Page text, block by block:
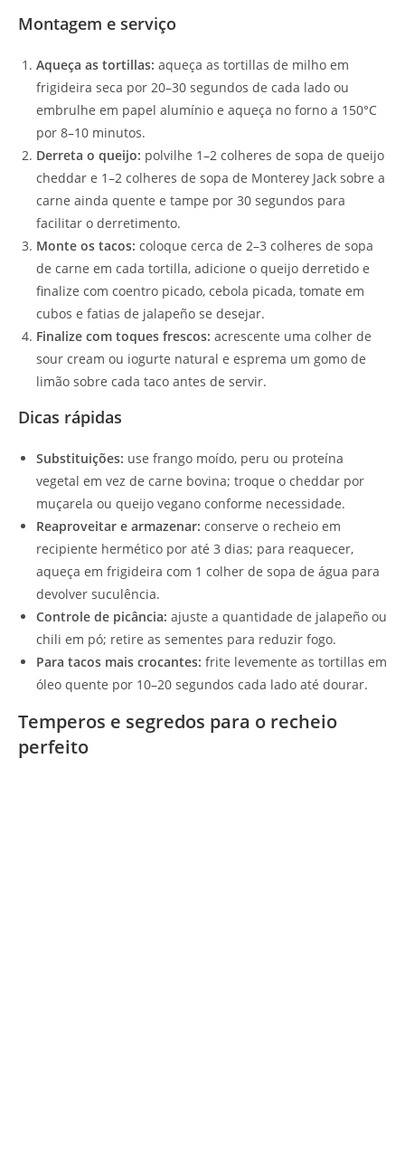
Montagem e serviço
Aqueça as tortillas: aqueça as tortillas de milho em
frigideira seca por 20–30 segundos de cada lado ou
embrulhe em papel alumínio e aqueça no forno a 150°C
por 8–10 minutos.
Derreta o queijo: polvilhe 1–2 colheres de sopa de queijo
cheddar e 1–2 colheres de sopa de Monterey Jack sobre a
carne ainda quente e tampe por 30 segundos para
facilitar o derretimento.
Monte os tacos: coloque cerca de 2–3 colheres de sopa
de carne em cada tortilla, adicione o queijo derretido e
finalize com coentro picado, cebola picada, tomate em
cubos e fatias de jalapeño se desejar.
Finalize com toques frescos: acrescente uma colher de
sour cream ou iogurte natural e esprema um gomo de
limão sobre cada taco antes de servir.
Dicas rápidas
Substituições: use frango moído, peru ou proteína
vegetal em vez de carne bovina; troque o cheddar por
muçarela ou queijo vegano conforme necessidade.
Reaproveitar e armazenar: conserve o recheio em
recipiente hermético por até 3 dias; para reaquecer,
aqueça em frigideira com 1 colher de sopa de água para
devolver suculência.
Controle de picância: ajuste a quantidade de jalapeño ou
chili em pó; retire as sementes para reduzir fogo.
Para tacos mais crocantes: frite levemente as tortillas em
óleo quente por 10–20 segundos cada lado até dourar.
Temperos e segredos para o recheio
perfeito